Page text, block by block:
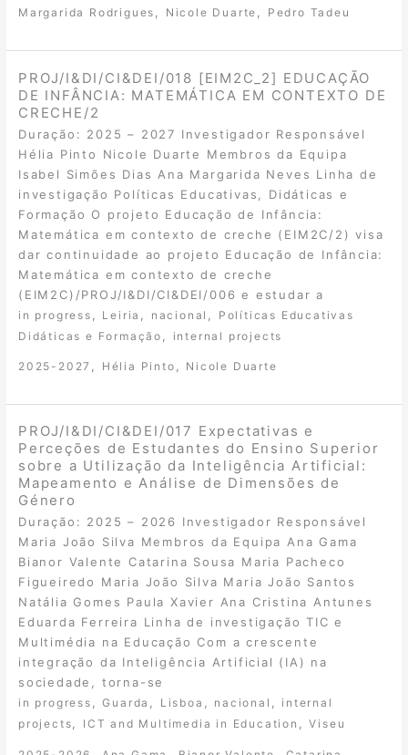
Margarida Rodrigues Nicole Duarte Pedro Tadeu
PROJ/I&DI/CI&DEI/018 [EIM2C_2] EDUCAÇÃO
DE INFÂNCIA: MATEMÁTICA EM CONTEXTO DE
CRECHE/2
Duração: 2025 – 2027 Investigador Responsável
Hélia Pinto Nicole Duarte Membros da Equipa
Isabel Simões Dias Ana Margarida Neves Linha de
investigação Políticas Educativas, Didáticas e
Formação O projeto Educação de Infância:
Matemática em contexto de creche (EIM2C/2) visa
dar continuidade ao projeto Educação de Infância:
Matemática em contexto de creche
(EIM2C)/PROJ/I&DI/CI&DEI/006 e estudar a
in progress Leiria nacional
Políticas Educativas
Didáticas e Formação
internal projects
2025-2027 Hélia Pinto Nicole Duarte
PROJ/I&DI/CI&DEI/017 Expectativas e
Perceções de Estudantes do Ensino Superior
sobre a Utilização da Inteligência Artificial:
Mapeamento e Análise de Dimensões de
Género
Duração: 2025 – 2026 Investigador Responsável
Maria João Silva Membros da Equipa Ana Gama
Bianor Valente Catarina Sousa Maria Pacheco
Figueiredo Maria João Silva Maria João Santos
Natália Gomes Paula Xavier Ana Cristina Antunes
Eduarda Ferreira Linha de investigação TIC e
Multimédia na Educação Com a crescente
integração da Inteligência Artificial (IA) na
sociedade, torna-se
in progress ,Guarda , Lisboa , nacional , internal
projects, ICT and Multimedia in Education ,Viseu